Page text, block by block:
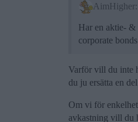
AimHigher:
Har en aktie-
corporate
Varför vill du inte
du ju ersätta en
Om vi för
avkastning vill du